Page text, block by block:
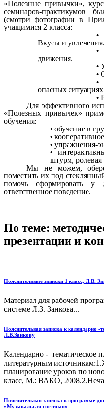
«Полезные привычки»,
семинаров-практикумов
(смотри фотографии в
учащимися 2 класса:
Вкусы и увлечения.
движения.
опасных ситуациях.
Для эффективного
«Полезных привычек»
обучения:
обучение в
упражнения-
штурм, ролевая
Мы не можем,
поместить их под
помочь сформировать у
ответственное поведение.
По теме:
презентации и
Пояснительные записки 1 класс, Л.В.
Материал для рабочей
системе Л.З. Занкова...
Пояснительная записка к календарно -
Л.В.Занкову
Календарно - тематическое
литературным
планирование уроков по
класс, М.: ВАКО,
Пояснительная записка к программе
«Музыкальная гостиная»